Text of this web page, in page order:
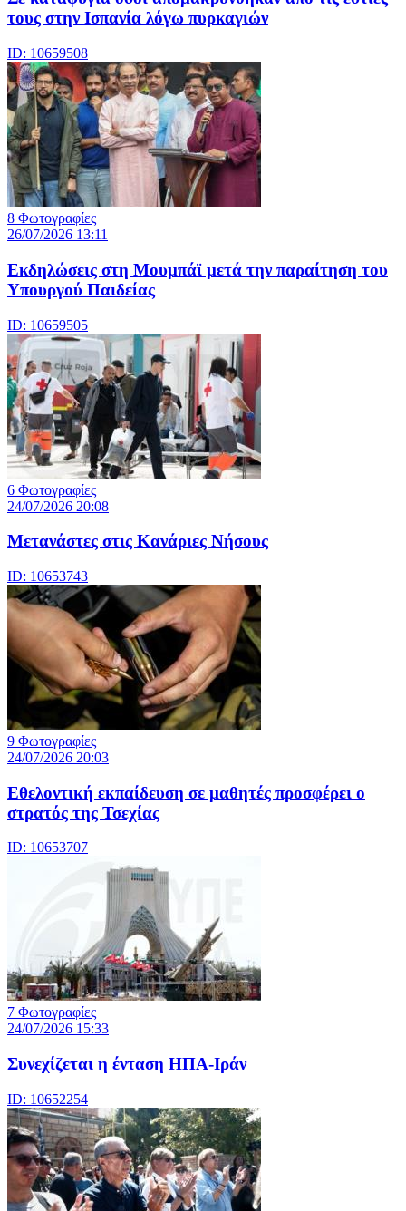
τους στην Ισπανία λόγω πυρκαγιών
ID: 10659508
8 Φωτογραφίες
26/07/2026 13:11
Eκδηλώσεις στη Μουμπάϊ μετά την παραίτηση του
Υπουργού Παιδείας
ID: 10659505
6 Φωτογραφίες
24/07/2026 20:08
Μετανάστες στις Κανάριες Νήσους
ID: 10653743
9 Φωτογραφίες
24/07/2026 20:03
Eθελοντική εκπαίδευση σε μαθητές προσφέρει ο
στρατός της Τσεχίας
ID: 10653707
7 Φωτογραφίες
24/07/2026 15:33
Συνεχίζεται η ένταση ΗΠΑ-Ιράν
ID: 10652254